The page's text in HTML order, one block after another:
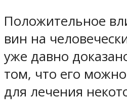
Положительное
вин на
уже давно
том, что его
для лечения